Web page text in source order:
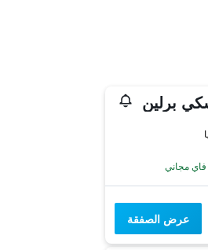
برلين
فاي مجاني
عرض الصفقة